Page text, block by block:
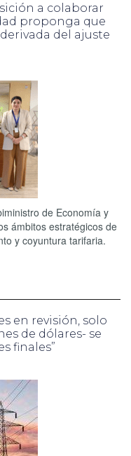
a colaborar
proponga que
del ajuste
de Economía y
ámbitos estratégicos de
y coyuntura tarifaria.
en revisión, solo
de dólares- se
finales”